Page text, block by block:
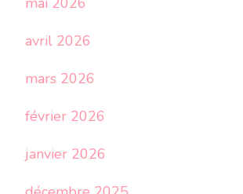
avril 2026
mars 2026
février 2026
janvier 2026